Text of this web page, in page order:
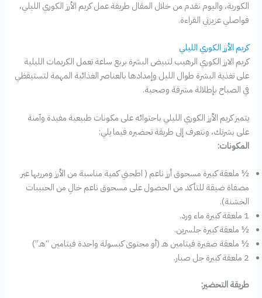
الكورية، واليوم نقدم من خلال المقال طريقة عمل كريم الأرز الكوري الليلي،
فواصلي عزيزتي القراءة.
كريم الأرز الكوري الليلي
كريم الارز الكوري الرهيب لتبيض البشرة بربع ساعة تعمل الكريمات الليلية
على تغذية البشرة طوال الليل وإمدادها بالعناصر الغذائية المهمة لتستيقظي
في الصباح بإطلالة مشرقة وصحية.
يتميز كريم الأرز الكوري الليلي باحتوائه على مكونات طبيعية مفيدة وآمنة
على بشرتك، ونتعرف إلى طريقة تحضيره فيما يلي:
المكونات:
½ ملعقة كبيرة مسحوق أرز ناعم ( اطحني كمية مناسبة من الأرز ومرريها عبر
مصفاة ضيقة للتأكد من الحصول على مسحوق ناعم خالِ من الحبيبات
الخشنة).
1 ملعقة كبيرة ماء ورد.
½ ملعقة كبيرة جلسرين.
½ ملعقة صغيرة فيتامين ه‍ـ (أو محتوى كبسولة واحدة فيتامين “هـ”)
2 ملعقة كبيرة جل صبار.
طريقة التحضير: